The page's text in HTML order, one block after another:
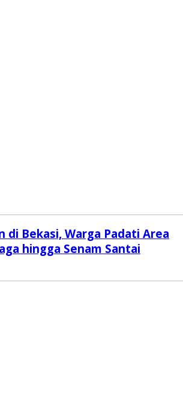
di Bekasi, Warga Padati Area
hingga Senam Santai